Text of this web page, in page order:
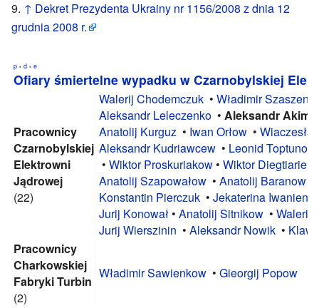
↑ Dekret Prezydenta Ukrainy nr 1156/2008 z dnia 12
grudnia 2008 r.
p • d • e
Ofiary śmiertelne wypadku w Czarnobylskiej
Pracownicy
Czarnobylskiej
Elektrowni
Jądrowej
(22)
Walerij Chodemczuk • Władimir
Aleksandr Leleczenko • Aleksandr
Anatolij Kurguz • Iwan Orłow •
Aleksandr Kudriawcew • Leonid Toptunow
• Wiktor Proskuriakow • Wiktor
Anatolij Szapowałow • Anatolij Baranow
Konstantin Pierczuk • Jekaterina
Jurij Konował • Anatolij Sitnikow • Walerij
Jurij Wierszinin • Aleksandr Nowik •
Pracownicy
Charkowskiej
Fabryki Turbin
(2)
Władimir Sawienkow • Gieorgij Popow